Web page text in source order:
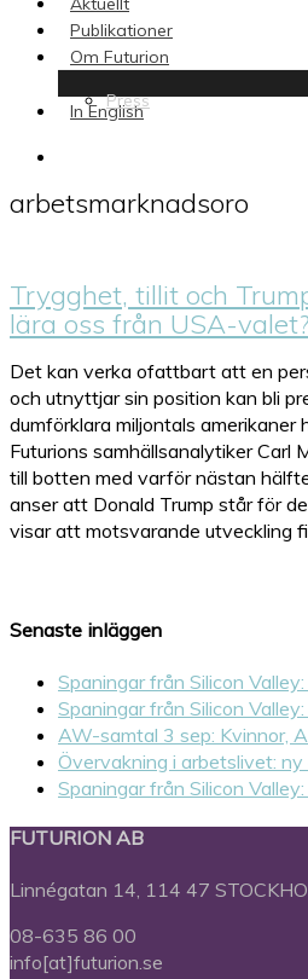
Publikationer
Om Futurion
Press
In English
arbetsmarknadsoro
Trygghet, tillit och
lära oss från USA-valet?
Det kan verka ofattbart att en
och utnyttjar sin position kan bli
dumförklara miljontals amerikaner
Futurions samhällsanalytiker Carl
till botten med varför nästan
anser att Donald Trump står för
visar att motsvarande utveckling
Senaste inläggen
Spaningar från Silicon
Spaningar från Silicon
AW-samtal 3 sep: Kvinnor,
Övervakning i arbetslivet:
Spaningar från Silicon
FUTURION AB
Linnégatan 14, 114 47
08-635 86 00
info[at]futurion.se